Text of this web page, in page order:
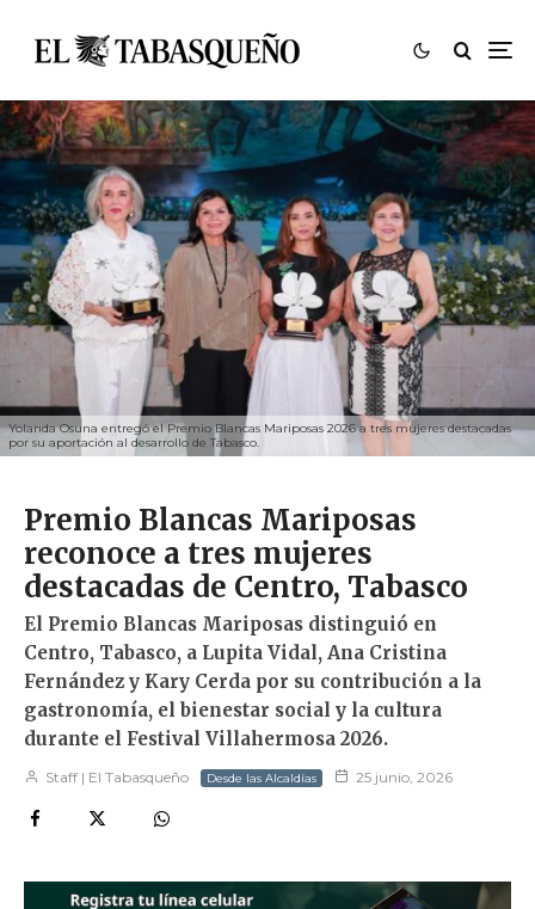
Yolanda Osuna entregó el Premio Blancas Mariposas 2026 a tres mujeres destacadas
por su aportación al desarrollo de Tabasco.
Premio Blancas Mariposas
reconoce a tres mujeres
destacadas de Centro, Tabasco
El Premio Blancas Mariposas distinguió en
Centro, Tabasco, a Lupita Vidal, Ana Cristina
Fernández y Kary Cerda por su contribución a la
gastronomía, el bienestar social y la cultura
durante el Festival Villahermosa 2026.
Staff | El Tabasqueño Desde las Alcaldías 25 junio, 2026